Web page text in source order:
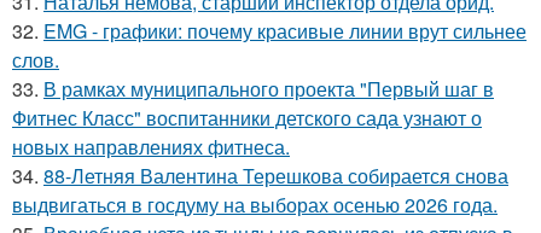
32. EMG - графики: почему красивые линии врут сильнее
слов.
33. В рамках муниципального проекта "Первый шаг в
Фитнес Класс" воспитанники детского сада узнают о
новых направлениях фитнеса.
34. 88-Летняя Валентина Терешкова собирается снова
выдвигаться в госдуму на выборах осенью 2026 года.